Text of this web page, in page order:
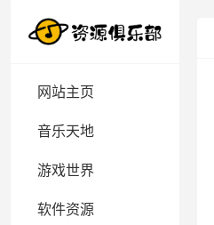
网站主页
音乐天地
游戏世界
软件资源